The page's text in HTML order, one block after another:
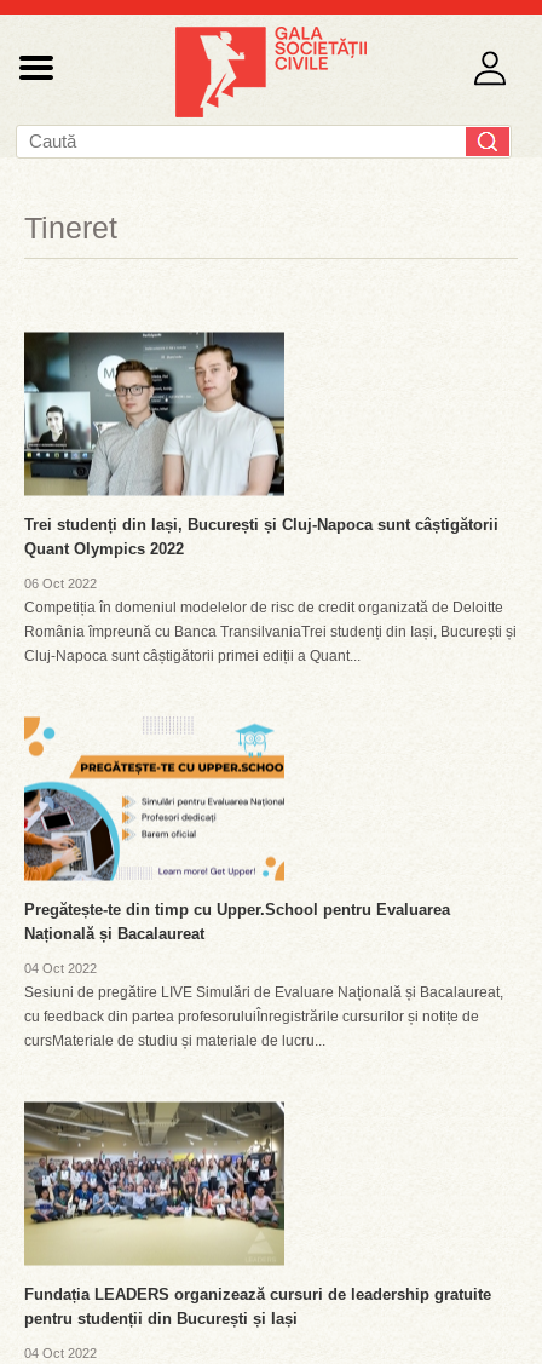
Tineret
Trei studenți din Iași, București și Cluj-Napoca sunt câștigătorii
Quant Olympics 2022
06 Oct 2022
Competiția în domeniul modelelor de risc de credit organizată de Deloitte
România împreună cu Banca TransilvaniaTrei studenți din Iași, București și
Cluj-Napoca sunt câștigătorii primei ediții a Quant...
Pregătește-te din timp cu Upper.School pentru Evaluarea
Națională și Bacalaureat
04 Oct 2022
Sesiuni de pregătire LIVE Simulări de Evaluare Națională și Bacalaureat,
cu feedback din partea profesoruluiÎnregistrările cursurilor și notițe de
cursMateriale de studiu și materiale de lucru...
Fundația LEADERS organizează cursuri de leadership gratuite
pentru studenții din București și Iași
04 Oct 2022